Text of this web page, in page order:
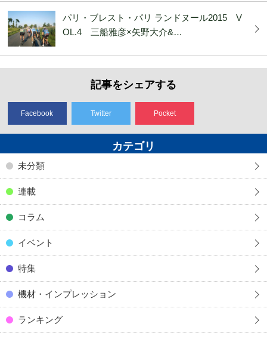
パリ・ブレスト・パリ ランドヌール2015 V
OL.4 三船雅彦×矢野大介&…
記事をシェアする
Facebook Twitter Pocket
カテゴリ
未分類
連載
コラム
イベント
特集
機材・インプレッション
ランキング